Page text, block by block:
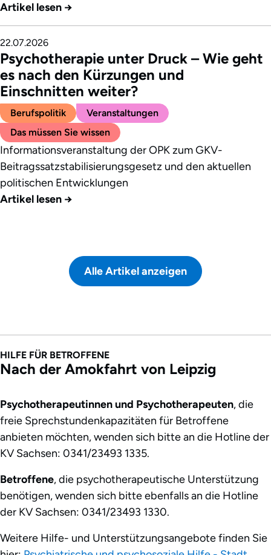
Artikel lesen →
Psychotherapie unter Druck – Wie geht
es nach den Kürzungen und
Einschnitten weiter?
22.07.2026
Berufspolitik
Veranstaltungen
Das müssen Sie wissen
Informationsveranstaltung der OPK zum GKV-
Beitragssatzstabilisierungsgesetz und den aktuellen
politischen Entwicklungen
Artikel lesen →
Alle Artikel anzeigen
HILFE FÜR BETROFFENE
Nach der Amokfahrt von Leipzig
Psychotherapeutinnen und Psychotherapeuten, die
freie Sprechstundenkapazitäten für Betroffene
anbieten möchten, wenden sich bitte an die Hotline der
KV Sachsen: 0341/23493 1335.
Betroffene, die psychotherapeutische Unterstützung
benötigen, wenden sich bitte ebenfalls an die Hotline
der KV Sachsen: 0341/23493 1330.
Weitere Hilfe- und Unterstützungsangebote finden Sie